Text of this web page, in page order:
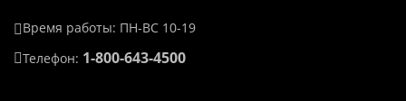
Время работы: ПН-ВС 10-19
Телефон: 1-800-643-4500